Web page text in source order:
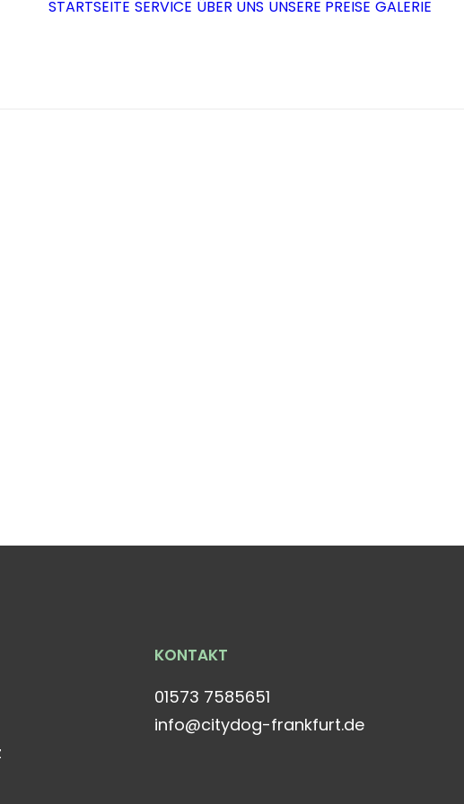
STARTSEITE SERVICE ÜBER UNS UNSERE PREISE GALERIE
KONTAKT
01573 7585651
info@citydog-frankfurt.de